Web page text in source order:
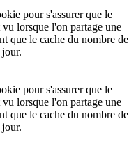
pour s'assurer que le
lorsque l'on partage une
que le cache du nombre de
jour.
pour s'assurer que le
lorsque l'on partage une
que le cache du nombre de
jour.